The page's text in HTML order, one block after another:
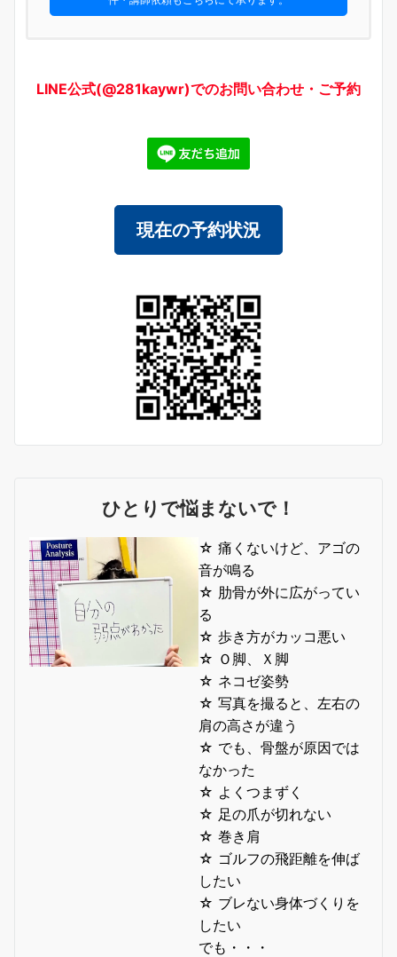
LINE公式(@281kaywr)でのお問い合わせ・ご予約
現在の予約状況
ひとりで悩まないで！
☆ 痛くないけど、アゴの
音が鳴る
☆ 肋骨が外に広がってい
る
☆ 歩き方がカッコ悪い
☆ Ｏ脚、Ｘ脚
☆ ネコゼ姿勢
☆ 写真を撮ると、左右の
肩の高さが違う
☆ でも、骨盤が原因では
なかった
☆ よくつまずく
☆ 足の爪が切れない
☆ 巻き肩
☆ ゴルフの飛距離を伸ば
したい
☆ ブレない身体づくりを
したい
でも・・・